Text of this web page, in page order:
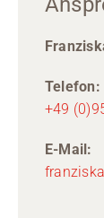
Telefon:
+49
E-Mail: